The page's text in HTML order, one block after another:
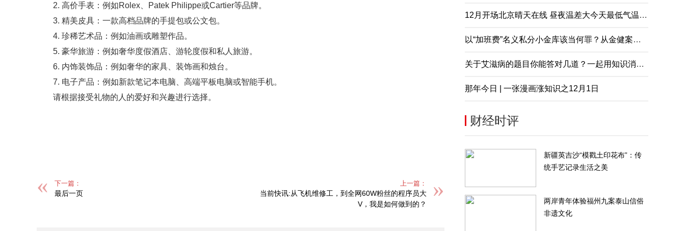
2. 高价手表：例如Rolex、Patek Philippe或Cartier等品牌。
3. 精美皮具：一款高档品牌的手提包或公文包。
4. 珍稀艺术品：例如油画或雕塑作品。
5. 豪华旅游：例如奢华度假酒店、游轮度假和私人旅游。
6. 内饰装饰品：例如奢华的家具、装饰画和烛台。
7. 电子产品：例如新款笔记本电脑、高端平板电脑或智能手机。
请根据接受礼物的人的爱好和兴趣进行选择。
下一篇：
最后一页
上一篇：
当前快讯:从飞机维修工，到全网60W粉丝的程序员大
V，我是如何做到的？
12月开场北京晴天在线 昼夜温差大今天最低气温仅-5℃
以“加班费”名义私分小金库该当何罪？从金健案说起
关于艾滋病的题目你能答对几道？一起用知识消除误解
那年今日 | 一张漫画涨知识之12月1日
财经时评
新疆英吉沙“模戳土印花布”：传
统手艺记录生活之美
两岸青年体验福州九案泰山信俗
非遗文化